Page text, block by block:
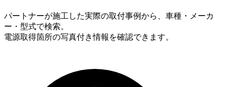
パートナーが施工した実際の取付事例から、車種・メーカ
ー・型式で検索。
電源取得箇所の写真付き情報を確認できます。